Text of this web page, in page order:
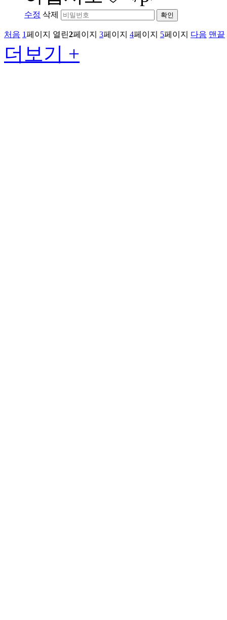
수정 삭제 확인
처음 1페이지 열린2페이지 3페이지 4페이지 5페이지 다음 맨끝
더보기 +